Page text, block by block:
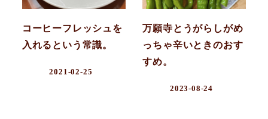
コーヒーフレッシュを
入れるという常識。
2021-02-25
万願寺とうがらしがめ
っちゃ辛いときのおす
すめ。
2023-08-24